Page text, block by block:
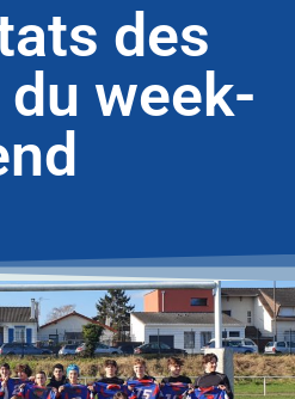
des
week-